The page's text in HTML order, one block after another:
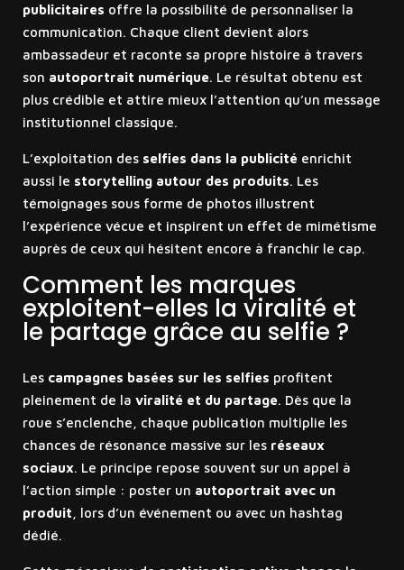
publicitaires offre la possibilité de personnaliser la
communication. Chaque client devient alors
ambassadeur et raconte sa propre histoire à travers
son autoportrait numérique. Le résultat obtenu est
plus crédible et attire mieux l’attention qu’un message
institutionnel classique.
L’exploitation des selfies dans la publicitéenrichit
aussi le storytelling autour des produits. Les
témoignages sous forme de photos illustrent
l’expérience vécue et inspirent un effet de mimétisme
auprès de ceux qui hésitent encore à franchir le cap.
Comment les marques
exploitent-elles la viralité et
le partage grâce au selfie ?
Les campagnes basées sur les selfies profitent
pleinement de la viralité et du partage. Dès que la
roue s’enclenche, chaque publication multiplie les
chances de résonance massive sur les réseaux
sociaux. Le principe repose souvent sur un appel à
l’action simple : poster un autoportrait avec un
produit , lors d’un événement ou avec un hashtag
dédié.